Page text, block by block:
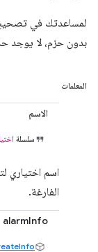
لمساعدتك في تصحيح
بدون حزم، لا يوجد
المعلمات
الاسم
سلسلة
اسم اختياري
الفارغة.
alarmInfo